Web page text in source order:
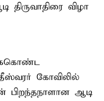
திருவாதிரை விழா
கோவிலில்
பிறந்தநாளான ஆடி